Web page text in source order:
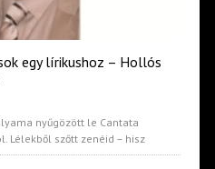
egy lírikushoz – Hollós
nyűgözött le Cantata
Lélekből szőtt zenéid – hisz